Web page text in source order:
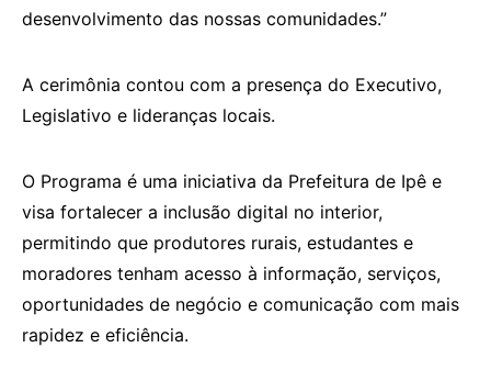
desenvolvimento das nossas comunidades.”
A cerimônia contou com a presença do Executivo,
Legislativo e lideranças locais.
O Programa é uma iniciativa da Prefeitura de Ipê e
visa fortalecer a inclusão digital no interior,
permitindo que produtores rurais, estudantes e
moradores tenham acesso à informação, serviços,
oportunidades de negócio e comunicação com mais
rapidez e eficiência.